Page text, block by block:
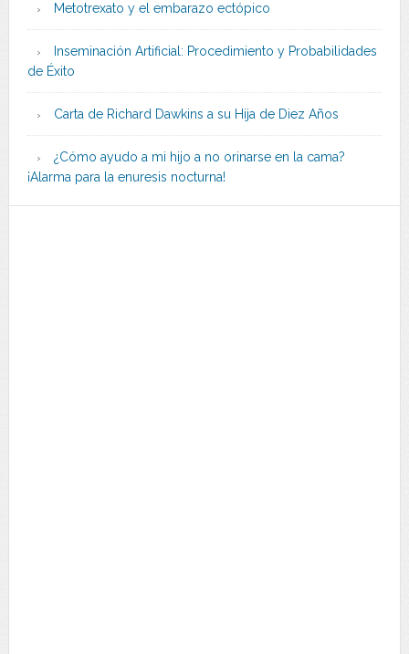
Metotrexato y el embarazo ectópico
Inseminación Artificial: Procedimiento y Probabilidades
de Éxito
Carta de Richard Dawkins a su Hija de Diez Años
¿Cómo ayudo a mi hijo a no orinarse en la cama?
¡Alarma para la enuresis nocturna!